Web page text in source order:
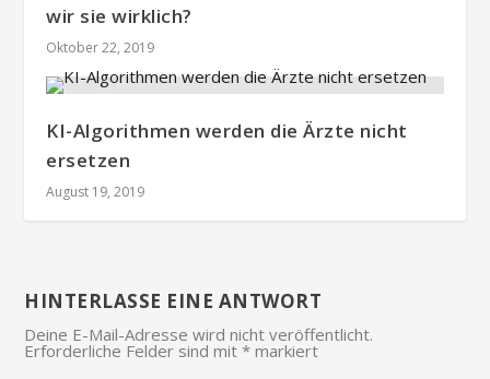
wir sie wirklich?
Oktober 22, 2019
KI-Algorithmen werden die Ärzte nicht
ersetzen
August 19, 2019
HINTERLASSE EINE ANTWORT
Deine E-Mail-Adresse wird nicht veröffentlicht.
Erforderliche Felder sind mit* markiert